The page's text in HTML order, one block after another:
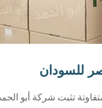
للسودان
تثبت شركة أبو